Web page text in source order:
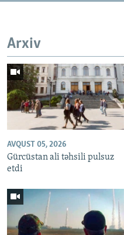
Arxiv
AVQUST 05, 2026
Gürcüstan ali təhsili pulsuz
etdi